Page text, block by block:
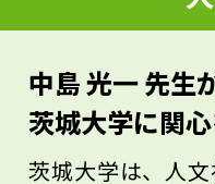
ぐっと広がりま
大切です。ポジテ
きっと成功への
中島 光一 先生
茨城大学に関
茨城大学は、人文